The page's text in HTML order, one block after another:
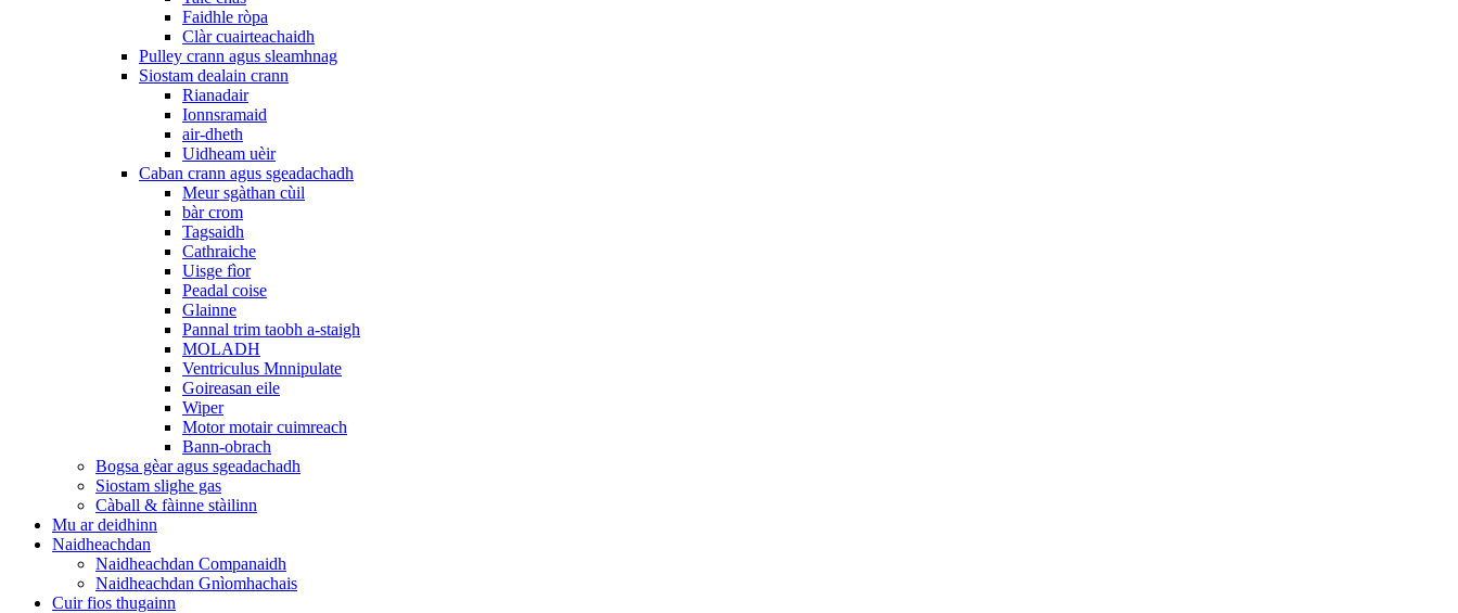
Faidhle ròpa
Clàr cuairteachaidh
Pulley crann agus sleamhnag
Siostam dealain crann
Rianadair
Ionnsramaid
air-dheth
Uidheam uèir
Caban crann agus sgeadachadh
Meur sgàthan cùil
bàr crom
Tagsaidh
Cathraiche
Uisge fìor
Peadal coise
Glainne
Pannal trim taobh a-staigh
MOLADH
Ventriculus Mnnipulate
Goireasan eile
Wiper
Motor motair cuimreach
Bann-obrach
Bogsa gèar agus sgeadachadh
Siostam slighe gas
Càball & fàinne stàilinn
Mu ar deidhinn
Naidheachdan
Naidheachdan Companaidh
Naidheachdan Gnìomhachais
Cuir fios thugainn